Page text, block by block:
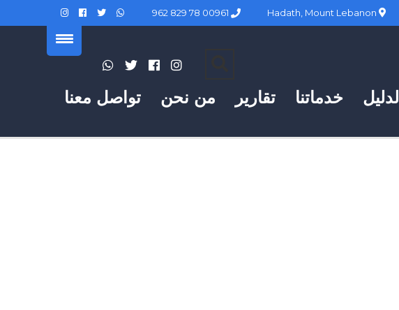
تواصل معنا من نحن تقارير خدماتنا الدليل